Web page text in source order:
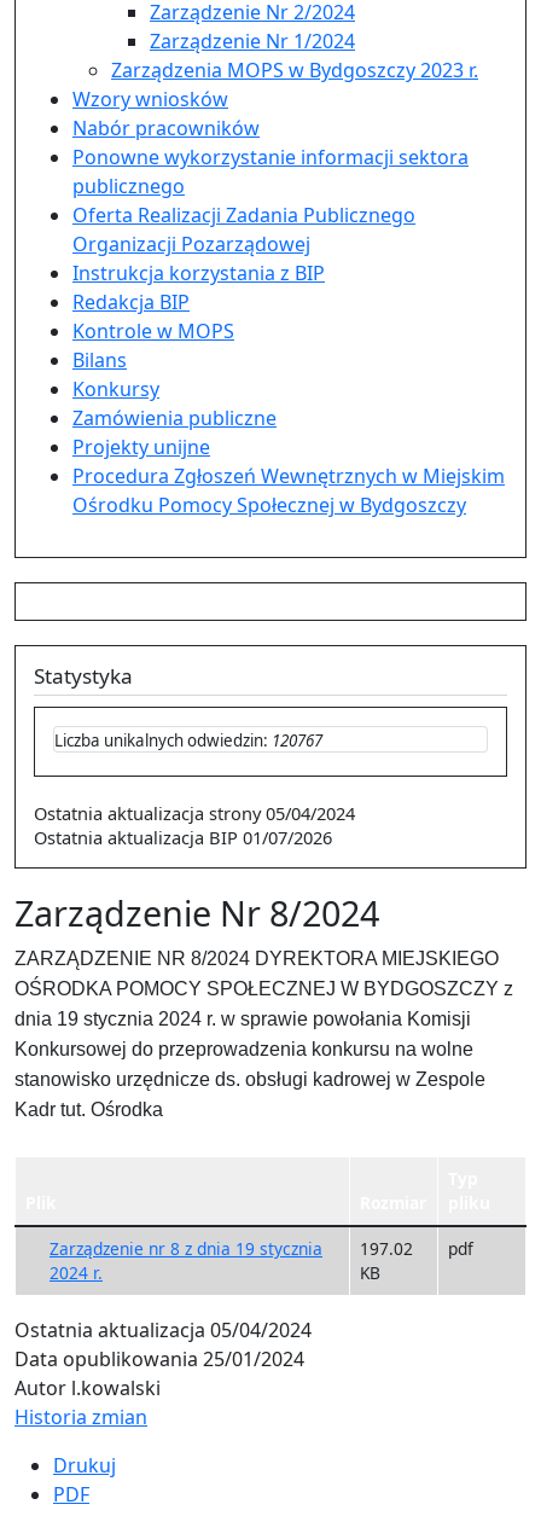
Zarządzenie Nr 8/2024
ZARZĄDZENIE NR 8/2024 DYREKTORA MIEJSKIEGO
OŚRODKA POMOCY SPOŁECZNEJ W BYDGOSZCZY z
dnia 19 stycznia 2024 r. w sprawie powołania Komisji
Konkursowej do przeprowadzenia konkursu na wolne
stanowisko urzędnicze ds. obsługi kadrowej w Zespole
Kadr tut. Ośrodka
Zarządzenie nr 8 z dnia 19 stycznia
2024 r.
197.02
KB
pdf
Ostatnia aktualizacja 05/04/2024
Data opublikowania 25/01/2024
Autor l.kowalski
Historia zmian
Drukuj
PDF
Zarządzenie Nr 2/2024
Zarządzenie Nr 1/2024
Zarządzenia MOPS w Bydgoszczy 2023 r.
Wzory wniosków
Nabór pracowników
Ponowne wykorzystanie informacji sektora
publicznego
Oferta Realizacji Zadania Publicznego
Organizacji Pozarządowej
Instrukcja korzystania z BIP
Redakcja BIP
Kontrole w MOPS
Bilans
Konkursy
Zamówienia publiczne
Projekty unijne
Procedura Zgłoszeń Wewnętrznych w Miejskim
Ośrodku Pomocy Społecznej w Bydgoszczy
Statystyka
Liczba unikalnych odwiedzin: 120767
Ostatnia aktualizacja strony 05/04/2024
Ostatnia aktualizacja BIP 01/07/2026